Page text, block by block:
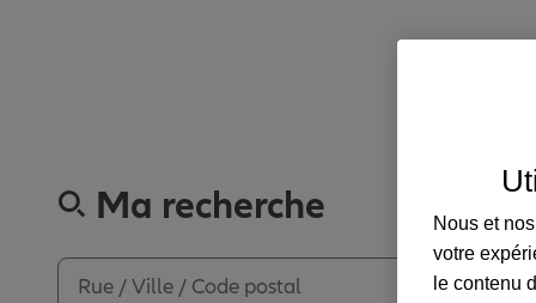
Découvrez les
Ma recherche
Nous et
votre
le contenu